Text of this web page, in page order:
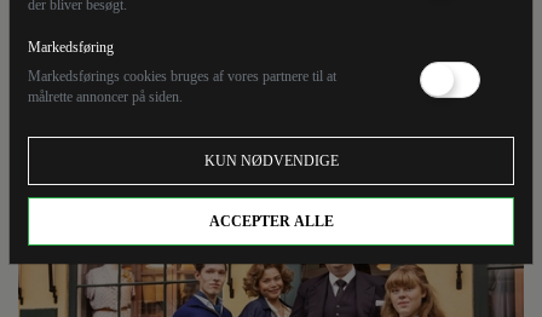
der bliver besøgt.
Markedsføring
Markedsførings cookies bruges af vores partnere til at
målrette annoncer på siden.
KUN NØDVENDIGE
ACCEPTER ALLE
vil. Men der er noget skævt ved den kommende
Matador-opsætning med de tilsyneladende